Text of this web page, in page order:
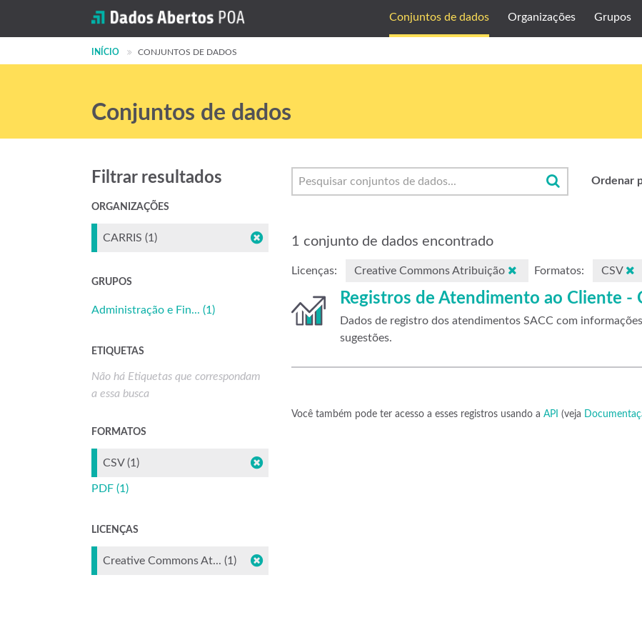
Conjuntos de dados Organizações Grupos
INÍCIO CONJUNTOS DE DADOS
Conjuntos de dados
Ordenar
1 conjunto de dados encontrado
Licenças: Creative Commons Atribuição Formatos: CSV
Registros de Atendimento ao Cliente -
Dados de registro dos atendimentos SACC com
sugestões.
Você também pode ter acesso a esses registros usando a API (veja
Filtrar resultados
ORGANIZAÇÕES
CARRIS (1)
GRUPOS
Administração e Fin... (1)
ETIQUETAS
Não há Etiquetas que correspondam
a essa busca
FORMATOS
CSV (1)
PDF (1)
LICENÇAS
Creative Commons At... (1)